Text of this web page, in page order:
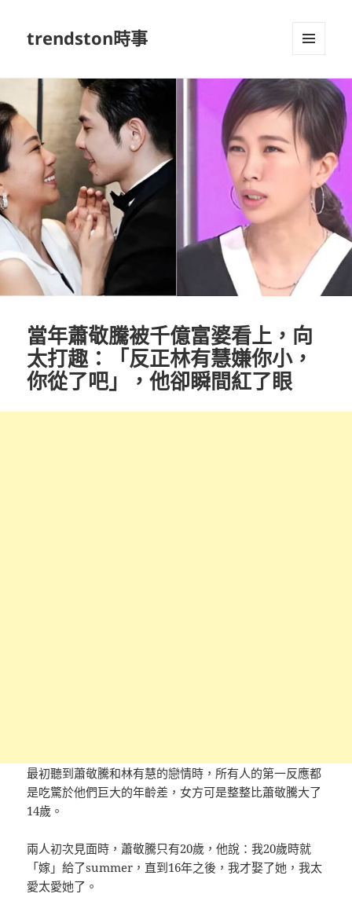
trendston時事
小工具
當年蕭敬騰被千億富婆看上，向
太打趣：「反正林有慧嫌你小，
你從了吧」，他卻瞬間紅了眼
最初聽到蕭敬騰和林有慧的戀情時，所有人的第一反應都
是吃驚於他們巨大的年齡差，女方可是整整比蕭敬騰大了
14歲。
兩人初次見面時，蕭敬騰只有20歲，他說：我20歲時就
「嫁」給了summer，直到16年之後，我才娶了她，我太
愛太愛她了。